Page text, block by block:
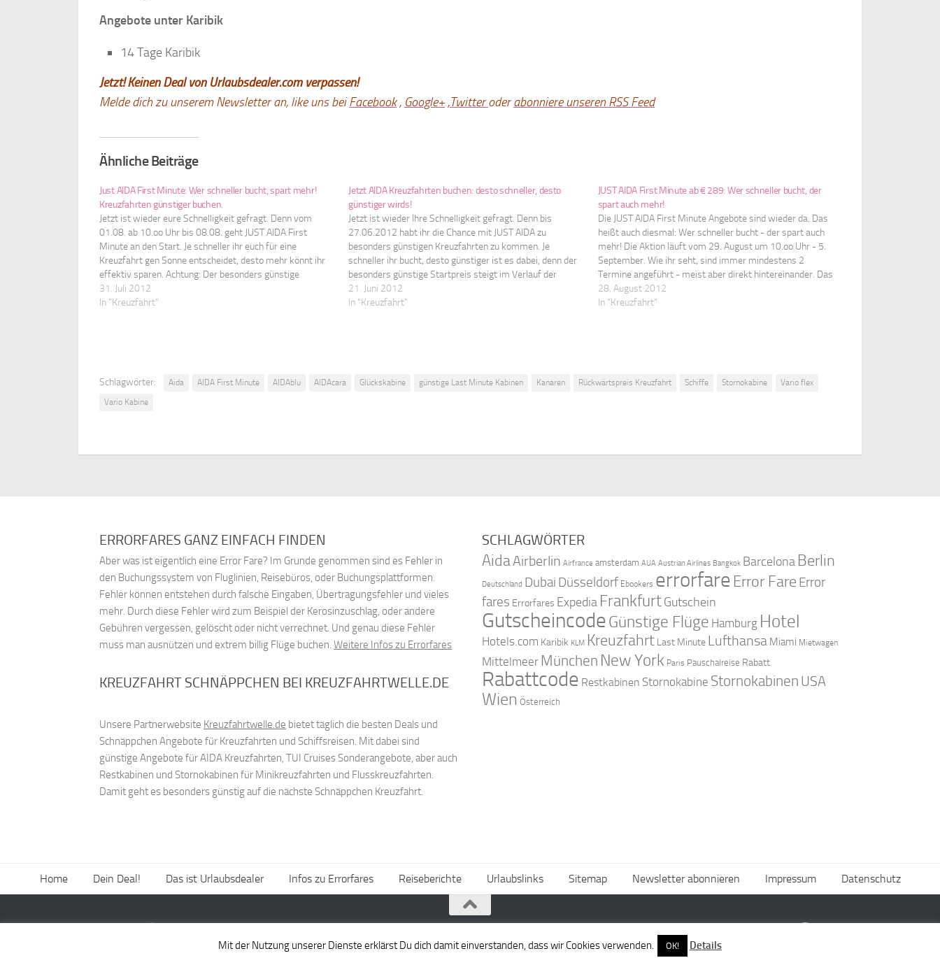
Angebote unter Karibik
14 Tage Karibik
Jetzt! Keinen Deal von Urlaubsdealer.com verpassen!
Melde dich zu unserem Newsletter an, like uns beiFacebook, Google+,Twitteroderabonniere unseren RSS Feed
Ähnliche Beiträge
Just AIDA First Minute: Wer schneller bucht, spart mehr!
Kreuzfahrten günstiger buchen.
Jetzt ist wieder eure Schnelligkeit gefragt. Denn vom
01.08. ab 10.oo Uhr bis 08.08. geht JUST AIDA First
Minute an den Start. Je schneller ihr euch für eine
Kreuzfahrt gen Sonne entscheidet, desto mehr könnt ihr
effektiv sparen. Achtung: Der besonders günstige
Startpreis steigt im Verlauf der Aktion stetig an. Eure…
31. Juli 2012
In "Kreuzfahrt"
Jetzt AIDA Kreuzfahrten buchen: desto schneller, desto
günstiger wirds!
Jetzt ist wieder Ihre Schnelligkeit gefragt. Denn bis
27.06.2012 habt ihr die Chance mit JUST AIDA zu
besonders günstigen Kreuzfahrten zu kommen. Je
schneller ihr bucht, desto günstiger ist es dabei, denn der
besonders günstige Startpreis steigt im Verlauf der
Aktion stetig an. Jetzt bei AIDA buchen! Folgende Angebote
könnt ihr…
21. Juni 2012
In "Kreuzfahrt"
JUST AIDA First Minute ab € 289: Wer schneller bucht, der
spart auch mehr!
Die JUST AIDA First Minute Angebote sind wieder da. Das
heißt auch diesmal: Wer schneller bucht - der spart auch
mehr! Die Aktion läuft vom 29. August um 10.oo Uhr - 5.
September. Wie ihr seht, sind immer mindestens 2
Termine angeführt - meist aber direkt hintereinander. Das
ist das Prinzip…
28. August 2012
In "Kreuzfahrt"
Schlagwörter: Aida AIDA First Minute AIDAblu AIDAcara Glückskabine günstige Last Minute Kabinen Kanaren Rückwärtspreis Kreuzfahrt Schiffe Stornokabine
Vario flex
Vario Kabine
ERRORFARES GANZ EINFACH FINDEN
Aber was ist eigentlich eine Error Fare? Im Grunde genommen sind es Fehler in
den Buchungssystem von Fluglinien, Reisebüros, oder Buchungsplattformen.
Fehler können entstehen durch falsche Eingaben, Übertragungsfehler und vieles
mehr. Durch diese Fehler wird zum Beispiel der Kerosinzuschlag, oder andere
Gebühren vergessen, gelöscht oder nicht verrechnet. Und genau diese Fehler
muss man ausnützen und extrem billig Flüge buchen. Weitere Infos zu Errorfares
KREUZFAHRT SCHNÄPPCHEN BEI KREUZFAHRTWELLE.DE
Unsere Partnerwebsite Kreuzfahrtwelle.de bietet täglich die besten Deals und
Schnäppchen Angebote für Kreuzfahrten und Schiffsreisen. Mit dabei sind
günstige Angebote für AIDA Kreuzfahrten, TUI Cruises Sonderangebote, aber auch
Restkabinen und Stornokabinen für Minikreuzfahrten und Flusskreuzfahrten.
Damit geht es besonders günstig auf die nächste Schnäppchen Kreuzfahrt.
SCHLAGWÖRTER
AidaAirberlin Airfrance amsterdam AUA Austrian Airlines Bangkok Barcelona Berlin
Deutschland Dubai Düsseldorf Ebookers errorfare Error Fare Error
fares Errorfares Expedia FrankfurtGutschein
GutscheincodeGünstige Flüge Hamburg Hotel
Hotels.com Karibik KLM Kreuzfahrt Last Minute Lufthansa Miami Mietwagen
Mittelmeer München New York Paris Pauschalreise Rabatt
Rabattcode Restkabinen Stornokabine Stornokabinen USA
Wien Österreich
Home Dein Deal! Das ist Urlaubsdealer Infos zu Errorfares Reiseberichte Urlaubslinks Sitemap Newsletter abonnieren Impressum Datenschutz
Mit der Nutzung unserer Dienste erklärst Du dich damit einverstanden, dass wir Cookies verwenden. OK! Details